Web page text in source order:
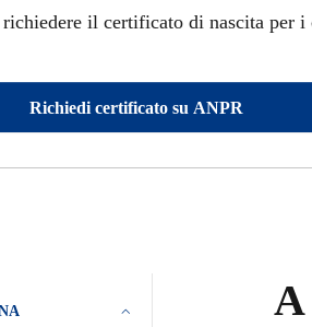
richiedere il certificato di nascita per
Richiedi certificato su ANPR